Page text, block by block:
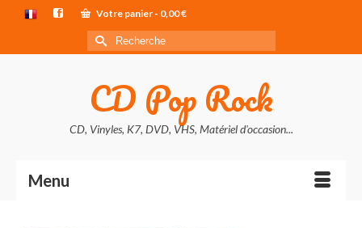
Votre panier - 0,00€
Rechercher :
CD Pop Rock
CD, Vinyles, K7, DVD, VHS, Matériel d'occasion...
Menu